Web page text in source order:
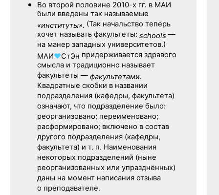
Во второй половине 2010-х гг. в МАИ
были введены так называемые
«институты». (Так начальство теперь
хочет называть факультеты: schools —
на манер западных университетов.)
МАИ♥СтЭн придерживается здравого
смысла и традиционно называет
факультеты — факультетами.
Квадратные скобки в названии
подразделения (кафедры, факультета)
означают, что подразделение было:
реорганизовано; переименовано;
расформировано; включено в состав
другого подразделения (кафедры,
факультета) и т. п. Наименования
некоторых подразделений (ныне
реорганизованных или упразднённых)
даны на момент написания отзыва
о преподавателе.